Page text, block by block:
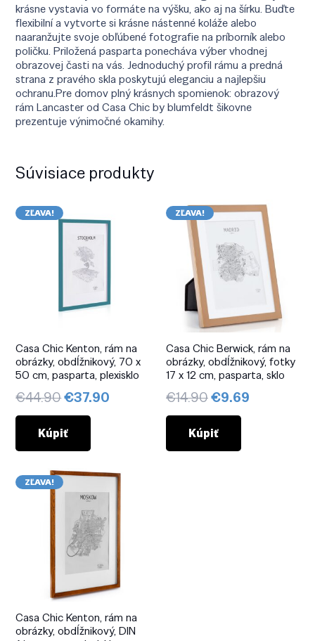
krásne vystavia vo formáte na výšku, ako aj na šírku. Buďte
flexibilní a vytvorte si krásne nástenné koláže alebo
naaranžujte svoje obľúbené fotografie na príborník alebo
poličku. Priložená pasparta ponecháva výber vhodnej
obrazovej časti na vás. Jednoduchý profil rámu a predná
strana z pravého skla poskytujú eleganciu a najlepšiu
ochranu.Pre domov plný krásnych spomienok: obrazový
rám Lancaster od Casa Chic by blumfeldt šikovne
prezentuje výnimočné okamihy.
Súvisiace produkty
ZĽAVA!
Casa Chic Kenton, rám na
obrázky, obdĺžnikový, 70 x
50 cm, pasparta, plexisklo
€44.90Pôvodná
cena
bola:
€44.90.
€37.90 Aktuálna
Kúpiť
ZĽAVA!
Casa Chic Berwick, rám na
obrázky, obdĺžnikový, fotky
17 x 12 cm, pasparta, sklo
€14.90Pôvodná
cena
bola:
€14.90.
€9.69
Kúpiť
ZĽAVA!
Casa Chic Kenton, rám na
obrázky, obdĺžnikový, DIN